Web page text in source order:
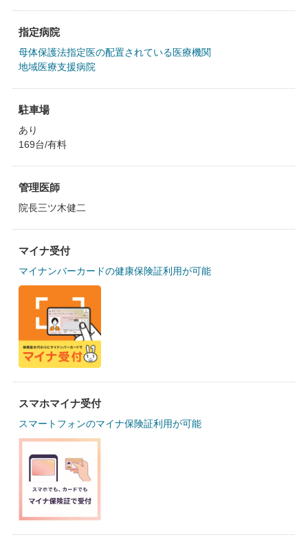
指定病院
母体保護法指定医の配置されている医療機関
地域医療支援病院
駐車場
あり
169台/有料
管理医師
院長三ツ木健二
マイナ受付
マイナンバーカードの健康保険証利用が可能
スマホマイナ受付
スマートフォンのマイナ保険証利用が可能